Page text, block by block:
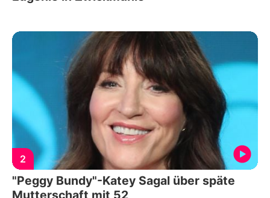
2
"Peggy Bundy"-Katey Sagal über späte
Mutterschaft mit 52